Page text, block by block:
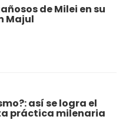
de Milei en su
Majul
así se logra el
práctica milenaria